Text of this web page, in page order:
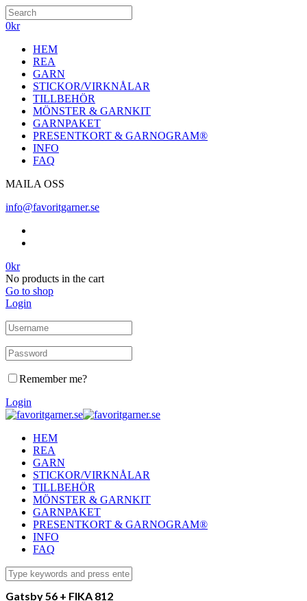
0kr
HEM
REA
GARN
STICKOR/VIRKNÅLAR
TILLBEHÖR
MÖNSTER & GARNKIT
GARNPAKET
PRESENTKORT & GARNOGRAM®
INFO
FAQ
MAILA OSS
info@favoritgarner.se
0kr
No products in the cart
Go to shop
Login
Remember me?
Login
HEM
REA
GARN
STICKOR/VIRKNÅLAR
TILLBEHÖR
MÖNSTER & GARNKIT
GARNPAKET
PRESENTKORT & GARNOGRAM®
INFO
FAQ
Gatsby 56 + FIKA 812